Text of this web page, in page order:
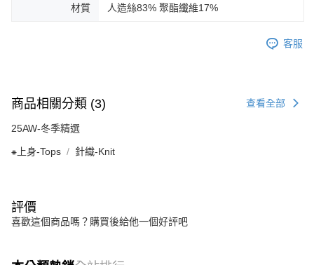
材質 人造絲83% 聚酯纖維17%
客服
商品相關分類 (3) 查看全部
25AW-冬季精選
⁕上身-Tops 針織-Knit
評價
喜歡這個商品嗎？購買後給他一個好評吧